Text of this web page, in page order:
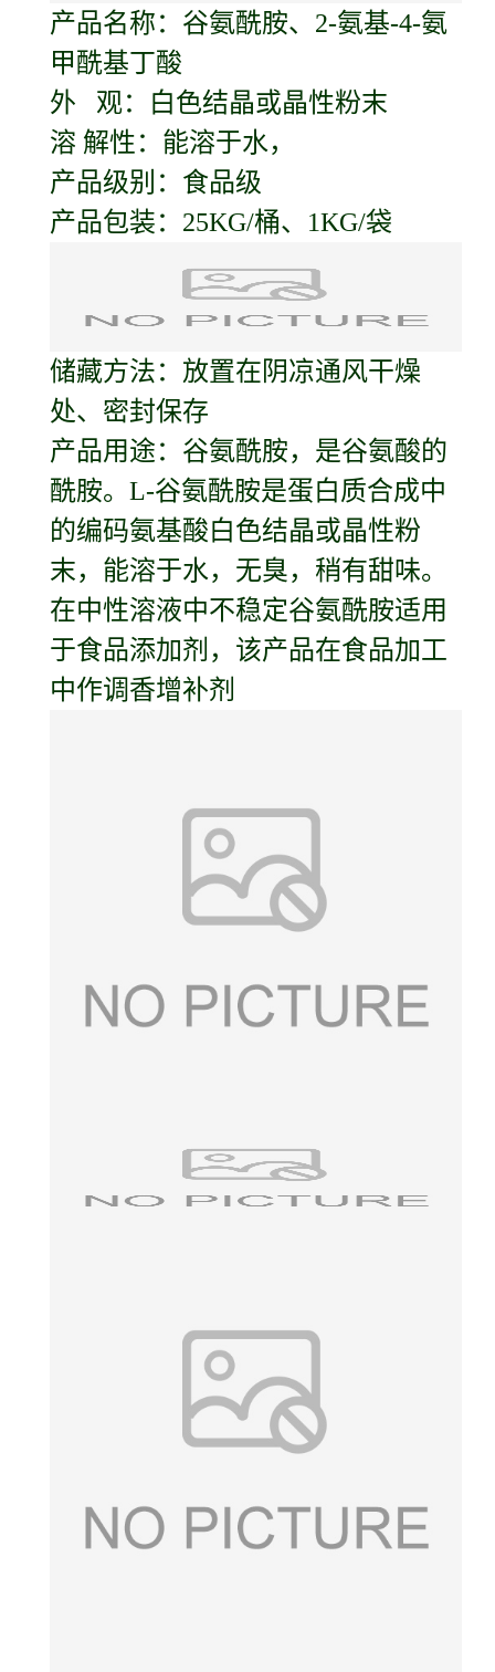
产品名称： 谷氨酰胺、2-氨基-4-氨
甲酰基丁酸
外 观：白色结晶或晶性粉末
溶 解性：能溶于水，
产品级别：食品级
产品包装：25KG/桶、1KG/袋
储藏方法：放置在阴凉通风干燥
处、密封保存
产品用途：谷氨酰胺，是谷氨酸的
酰胺。L-谷氨酰胺是蛋白质合成中
的编码氨基酸白色结晶或晶性粉
末，能溶于水，无臭，稍有甜味。
在中性溶液中不稳定谷氨酰胺适用
于食品添加剂，该产品在食品加工
中作调香增补剂